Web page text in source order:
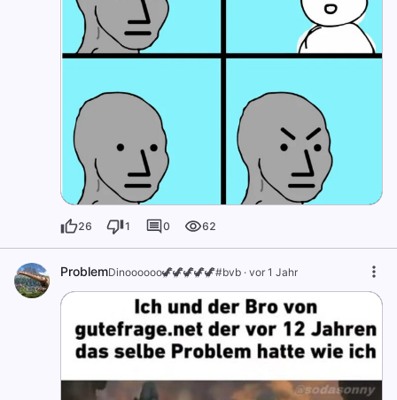
26 1 0 62
ProblemDinoooooo🦖🦖🦖🦖🦖#bvb · vor 1 Jahr